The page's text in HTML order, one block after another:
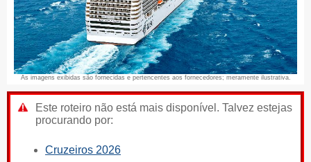
As imagens exibidas são fornecidas e pertencentes aos fornecedores; meramente ilustrativa.
Este roteiro não está mais disponível. Talvez estejas
procurando por:
Cruzeiros 2026